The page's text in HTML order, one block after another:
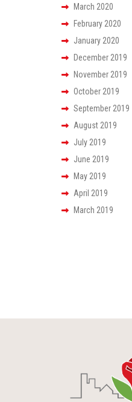
March 2020
February 2020
January 2020
December 2019
November 2019
October 2019
September 2019
August 2019
July 2019
June 2019
May 2019
April 2019
March 2019